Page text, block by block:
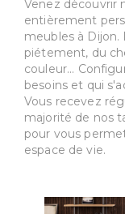
Venez découvrir
entièrement
meubles à
piétement, du
couleur...
besoins et qui
Vous recevez
majorité de nos
pour vous
espace de vie.